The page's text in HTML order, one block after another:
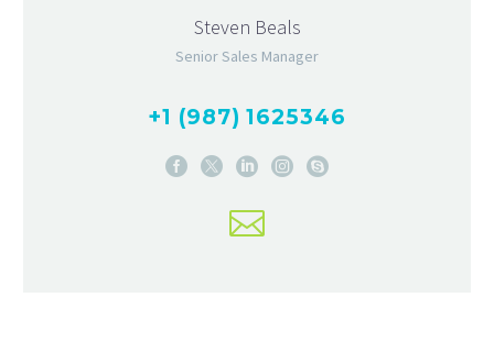
Steven Beals
Senior Sales Manager
+1 (987) 1625346